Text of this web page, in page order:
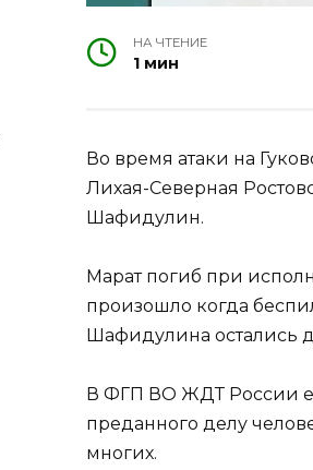
НА ЧТЕНИЕ
1 мин
Во время атаки на
Лихая-Северная
Шафидулин.
Марат погиб при
произошло когда
Шафидулина остались
В ФГП ВО ЖДТ России
преданного делу
многих.